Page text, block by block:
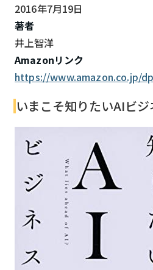
2016年7月19日
著者
井上智洋
Amazonリンク
https://www.amazon.co.jp/
いまこそ知りたいAIビジ